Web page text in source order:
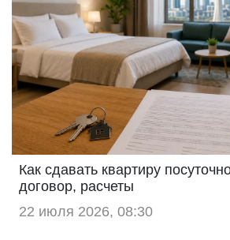
Как сдавать квартиру
договор, расчеты
22 июля 2026, 08:30